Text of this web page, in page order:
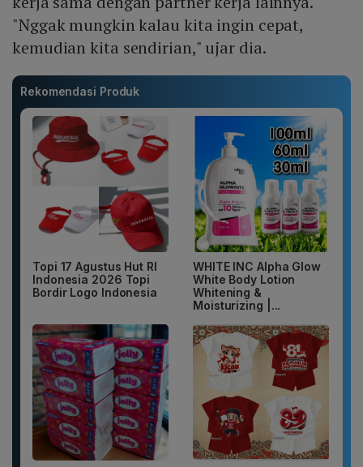
"Nggak mungkin kalau kita ingin cepat,
kemudian kita sendirian," ujar dia.
Rekomendasi Produk
Topi 17 Agustus Hut RI
Indonesia 2026 Topi
Bordir Logo Indonesia
WHITE INC Alpha Glow
White Body Lotion
Whitening &
Moisturizing |...